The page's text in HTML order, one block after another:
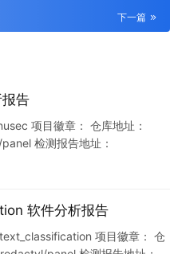
下一篇
告
项目徽章： 仓库地址：
检测报告地址：
报告由Murphysec提供 漏洞…
软件分析报告
项目徽章： 仓